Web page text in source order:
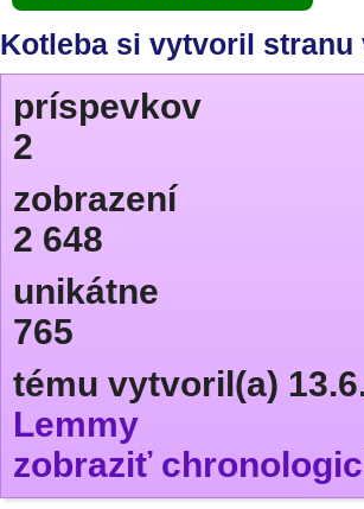
Kotleba si vytvoril stranu
príspevkov
2
zobrazení
2 648
unikátne
765
tému vytvoril(a)
Lemmy
zobraziť